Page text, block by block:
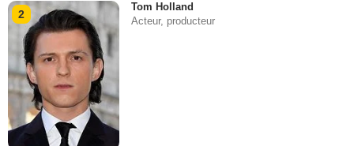
2
Tom Holland
Acteur, producteur